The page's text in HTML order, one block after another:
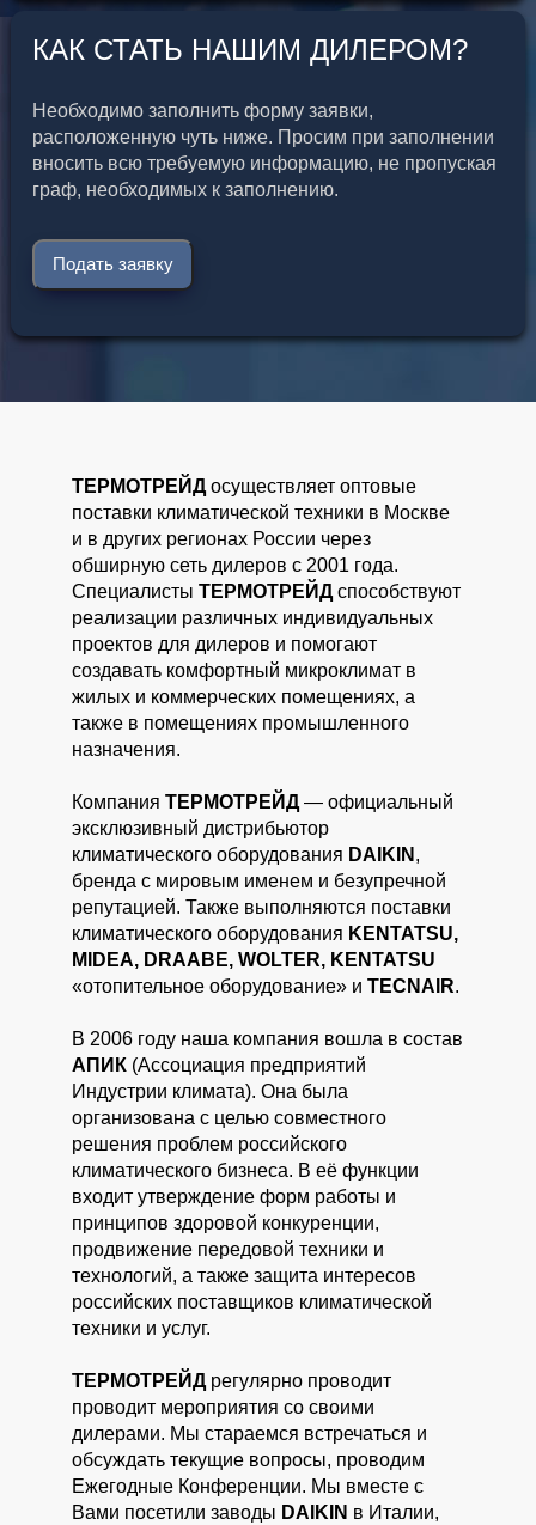
КАК СТАТЬ НАШИМ ДИЛЕРОМ?
Необходимо заполнить форму заявки,
расположенную чуть ниже. Просим при заполнении
вносить всю требуемую информацию, не пропуская
граф, необходимых к заполнению.
Подать заявку
ТЕРМОТРЕЙДосуществляет оптовые
поставки климатической техники в Москве
и в других регионах России через
обширную сеть дилеров с 2001 года.
Специалисты ТЕРМОТРЕЙДспособствуют
реализации различных индивидуальных
проектов для дилеров и помогают
создавать комфортный микроклимат в
жилых и коммерческих помещениях, а
также в помещениях промышленного
назначения.
Компания ТЕРМОТРЕЙД— официальный
эксклюзивный дистрибьютор
климатического оборудования DAIKIN ,
бренда с мировым именем и безупречной
репутацией. Также выполняются поставки
климатического оборудования KENTATSU,
MIDEA, DRAABE, WOLTER, KENTATSU
«отопительное оборудование» и TECNAIR.
В 2006 году наша компания вошла в состав
АПИК (Ассоциация предприятий
Индустрии климата). Она была
организована с целью совместного
решения проблем российского
климатического бизнеса. В её функции
входит утверждение форм работы и
принципов здоровой конкуренции,
продвижение передовой техники и
технологий, а также защита интересов
российских поставщиков климатической
техники и услуг.
ТЕРМОТРЕЙДрегулярно проводит
проводит мероприятия со своими
дилерами. Мы стараемся встречаться и
обсуждать текущие вопросы, проводим
Ежегодные Конференции. Мы вместе с
Вами посетили заводы DAIKIN в Италии,